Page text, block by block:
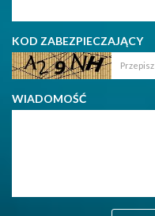
KOD ZABEZPIECZAJĄCY
WIADOMOŚĆ